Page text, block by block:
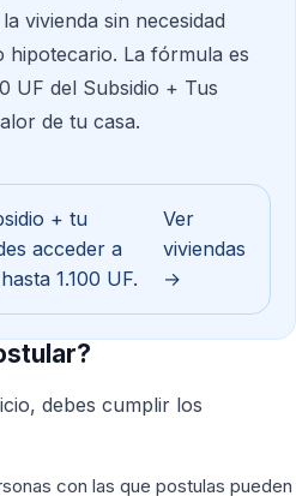
vivienda sin necesidad
hipotecario. La fórmula es
UF del Subsidio + Tus
de tu casa.
+ tu
acceder a
1.100 UF.
Ver
viviendas
→
debes cumplir los
con las que postulas pueden